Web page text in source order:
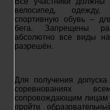
велосипед,
спортивную обувь –
бега. Запрещены
абсолютно все виды
разрешён.
Для получения
соревнованиях
сопровождающим лицам
пройти